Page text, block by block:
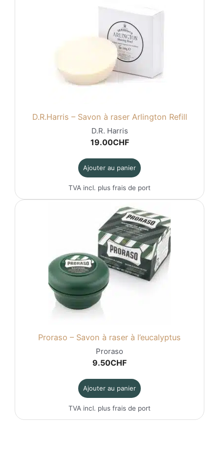
D.R.Harris – Savon à raser Arlington Refill
D.R. Harris
19.00CHF
Ajouter au panier
TVA incl. plus frais de port
Proraso – Savon à raser à l’eucalyptus
Proraso
9.50CHF
Ajouter au panier
TVA incl. plus frais de port